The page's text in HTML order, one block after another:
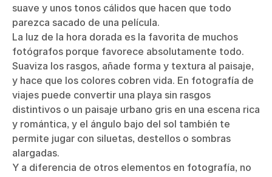
suave y unos tonos cálidos que hacen que todo
parezca sacado de una película.
La luz de la hora dorada es la favorita de muchos
fotógrafos porque favorece absolutamente todo.
Suaviza los rasgos, añade forma y textura al paisaje,
y hace que los colores cobren vida. En fotografía de
viajes puede convertir una playa sin rasgos
distintivos o un paisaje urbano gris en una escena rica
y romántica, y el ángulo bajo del sol también te
permite jugar con siluetas, destellos o sombras
alargadas.
Y a diferencia de otros elementos en fotografía, no